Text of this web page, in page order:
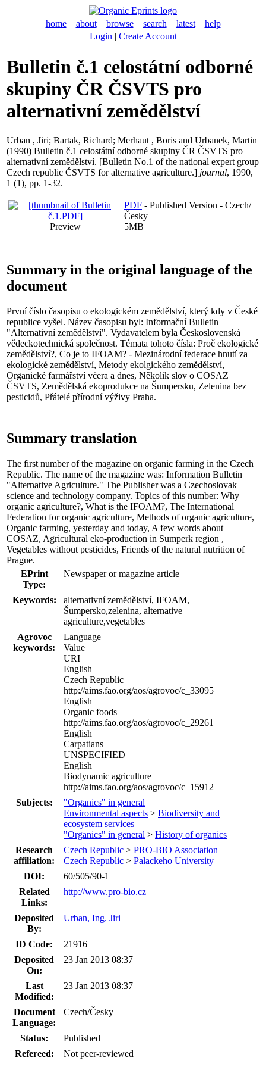
home about browse search latest
help
Login | Create Account
Bulletin č.1 celostátní odborné
skupiny ČR ČSVTS pro
alternativní zemědělství
Urban , Jiri; Bartak, Richard; Merhaut , Boris and Urbanek, Martin
(1990) Bulletin č.1 celostátní odborné skupiny ČR ČSVTS pro
alternativní zemědělství. [Bulletin No.1 of the national expert group
Czech republic ČSVTS for alternative agriculture.] journal, 1990,
1 (1), pp. 1-32.
Preview
PDF - Published Version - Czech/
Česky
5MB
Summary in the original language of the
document
První číslo časopisu o ekologickém zemědělství, který kdy v České
republice vyšel. Název časopisu byl: Informační Bulletin
"Alternativní zemědělství". Vydavatelem byla Československá
vědeckotechnická společnost. Témata tohoto čísla: Proč ekologické
zemědělství?, Co je to IFOAM? - Mezinárodní federace hnutí za
ekologické zemědělství, Metody ekolgického zemědělství,
Organické farmářství včera a dnes, Několik slov o COSAZ
ČSVTS, Zemědělská ekoprodukce na Šumpersku, Zelenina bez
pesticidů, Přátelé přírodní výživy Praha.
Summary translation
The first number of the magazine on organic farming in the Czech
Republic. The name of the magazine was: Information Bulletin
"Alternative Agriculture." The Publisher was a Czechoslovak
science and technology company. Topics of this number: Why
organic agriculture?, What is the IFOAM?, The International
Federation for organic agriculture, Methods of organic agriculture,
Organic farming, yesterday and today, A few words about
COSAZ, Agricultural eko-production in Sumperk region ,
Vegetables without pesticides, Friends of the natural nutrition of
Prague.
EPrint
Type:
Newspaper or magazine article
Keywords:
alternativní zemědělství, IFOAM,
Šumpersko,zelenina, alternative
agriculture,vegetables
Agrovoc
keywords:
Language
Value
URI
English
Czech Republic
http://aims.fao.org/aos/agrovoc/c_33095
English
Organic foods
http://aims.fao.org/aos/agrovoc/c_29261
English
Carpatians
UNSPECIFIED
English
Biodynamic agriculture
http://aims.fao.org/aos/agrovoc/c_15912
Subjects:
"Organics" in general
Environmental aspects > Biodiversity and
ecosystem services
"Organics" in general > History of organics
Research
affiliation:
Czech Republic > PRO-BIO Association
Czech Republic > Palackeho University
DOI:
60/505/90-1
Related
Links:
http://www.pro-bio.cz
Deposited
By:
Urban, Ing. Jiri
ID Code:
21916
Deposited
On:
23 Jan 2013 08:37
Last
Modified:
23 Jan 2013 08:37
Document
Language:
Czech/Česky
Status:
Published
Refereed:
Not peer-reviewed